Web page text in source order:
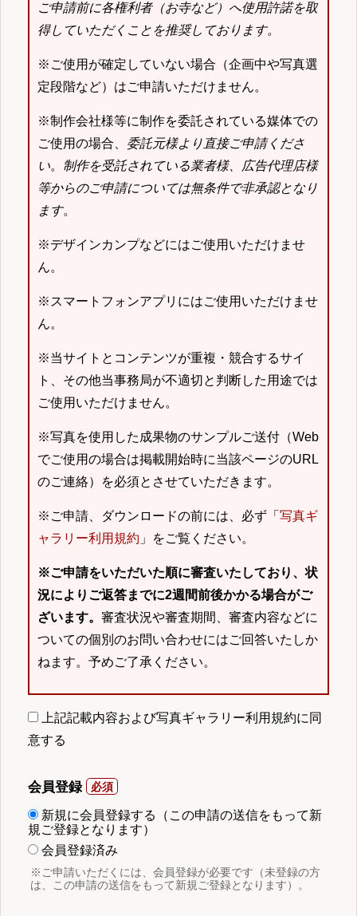
ご申請前に各権利者（お寺など）へ使用許諾を取
得していただくことを推奨しております。
※ご使用が確定していない場合（企画中や写真選
定段階など）はご申請いただけません。
※制作会社様等に制作を委託されている媒体での
ご使用の場合、 委託元様より直接ご申請くださ
い。 制作を受託されている業者様、広告代理店様
等からのご申請については無条件で非承認となり
ます。
※デザインカンプなどにはご使用いただけませ
ん。
※スマートフォンアプリにはご使用いただけませ
ん。
※当サイトとコンテンツが重複・競合するサイ
ト、その他当事務局が不適切と判断した用途では
ご使用いただけません。
※写真を使用した成果物のサンプルご送付（Web
でご使用の場合は掲載開始時に当該ページのURL
のご連絡）を必須とさせていただきます。
※ご申請、ダウンロードの前には、必ず「 写真ギ
ャラリー利用規約 」をご覧ください。
※ご申請をいただいた順に審査いたしており、状
況によりご返答までに2週間前後かかる場合がご
ざいます。 審査状況や審査期間、審査内容などに
ついての個別のお問い合わせにはご回答いたしか
ねます。予めご了承ください。
上記記載内容および写真ギャラリー利用規約に同
意する
会員登録
新規に会員登録する（この申請の送信をもって新
規ご登録となります）
会員登録済み
※ご申請いただくには、会員登録が必要です（未登録の方
は、この申請の送信をもって新規ご登録となります）。